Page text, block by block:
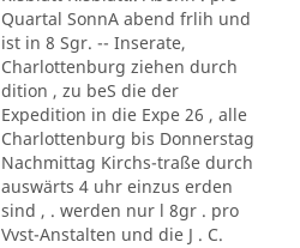
Quartal SonnA abend frlih und
ist in 8 Sgr. -- Inserate,
Charlottenburg ziehen durch
dition , zu beS die der
Expedition in die Expe 26 , alle
Charlottenburg bis Donnerstag
Nachmittag Kirchs-traße durch
auswärts 4 uhr einzus erden
sind , . werden nur l 8gr . pro
Vvst-Anstalten und die J . C.